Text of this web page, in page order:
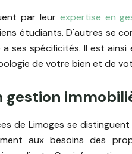
par leur expertise en
étudiants. D'autres se
ses spécificités. Il est
de votre bien et de
gestion
de Limoges se
aux besoins des